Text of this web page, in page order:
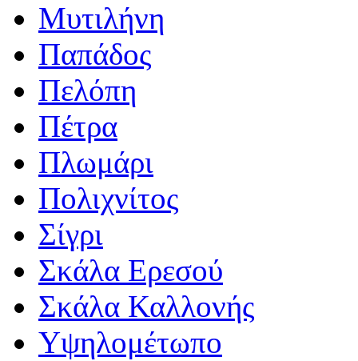
Μυτιλήνη
Παπάδος
Πελόπη
Πέτρα
Πλωμάρι
Πολιχνίτος
Σίγρι
Σκάλα Ερεσού
Σκάλα Καλλονής
Υψηλομέτωπο